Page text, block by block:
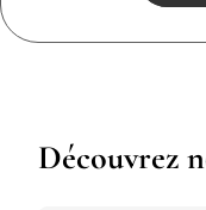
Découvrez